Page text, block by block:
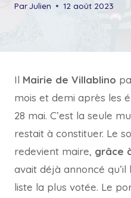
ParJulien 12 août 2023
Il Mairie de Villablino
mois et demi après les
28 mai. C’est la seule
restait à constituer. Le
redevient maire, grâce
avait déjà annoncé
liste la plus votée. Le